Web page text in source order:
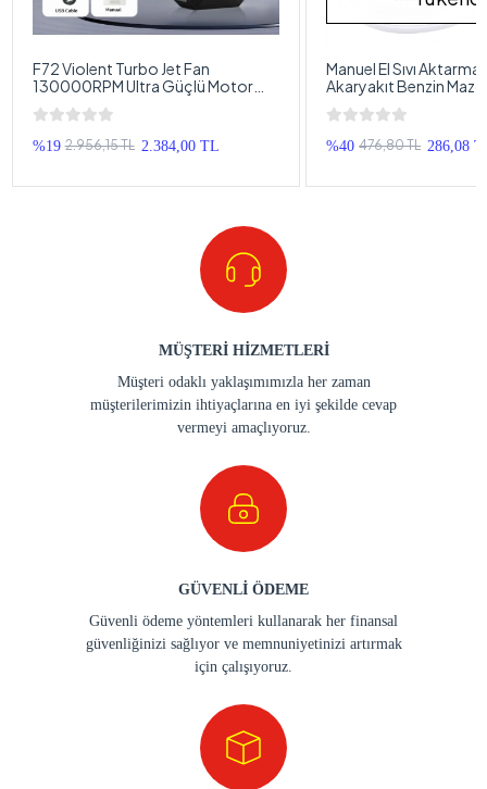
F72 Violent Turbo Jet Fan
130000RPM Ultra Güçlü Motor
Güçlü Vakum 4000MAH Bataryalı
Üflemeli
%19 2.956,15 TL 2.384,00 TL
Manuel El Sıvı
Akaryakıt Benzin
Pompası Seti
%40 476,80 TL 286,08
MÜŞTERİ HİZMETLERİ
Müşteri odaklı yaklaşımımızla her zaman
müşterilerimizin ihtiyaçlarına en iyi şekilde cevap
vermeyi amaçlıyoruz.
GÜVENLİ ÖDEME
Güvenli ödeme yöntemleri kullanarak her finansal
güvenliğinizi sağlıyor ve memnuniyetinizi artırmak
için çalışıyoruz.